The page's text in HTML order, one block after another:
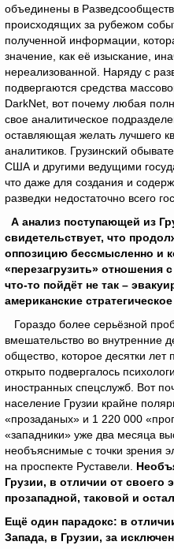
объединены в
происходящих за рубежом
полученной информации,
значение, как её изыскание,
нереализованной. Наряду с
подвергаются средства
DarkNet, вот почему любая
свое аналитическое
оставляющая желать лучшего
аналитиков. Грузинский
США и другими ведущими
что даже для создания и
разведки недостаточно всего
А анализ поступающей из
свидетельствует, что
оппозицию бессмысленно и
«перезагрузить» отношения
что-то пойдёт не так –
американские
Гораздо более серьёзной
вмешательство во внутренние
общество, которое десятки
открыто подвергалось
иностранных спецслужб. Вот
население Грузии крайне
«прозаданых» и 1 220 000
«западники» уже два месяца
необъяснимые с точки зрения
на проспекте Руставели.
Грузии, в отличии от своего
прозападной, таковой и
Ещё один парадокс: в
Запада, в Грузии, за